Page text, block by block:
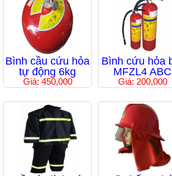
Bình cầu cứu hỏa
tự động 6kg
Giá: 450,000
Bình cứu hỏa
MFZL4 ABC
Giá: 200,000